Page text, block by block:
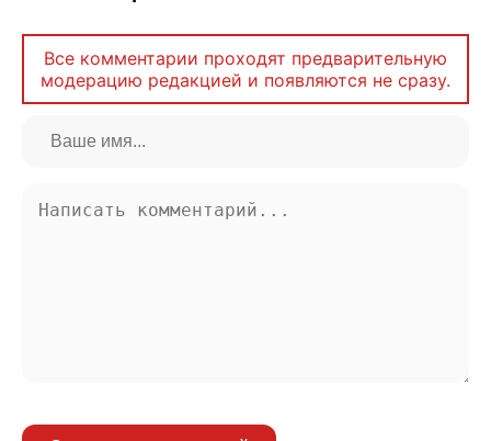
Все комментарии проходят предварительную
модерацию редакцией и появляются не сразу.